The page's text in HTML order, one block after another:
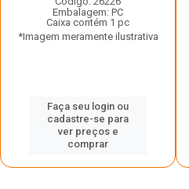
Embalagem: PC
Caixa contém 1 pc
*Imagem meramente ilustrativa
Faça seu login ou
cadastre-se para
ver preços e
comprar